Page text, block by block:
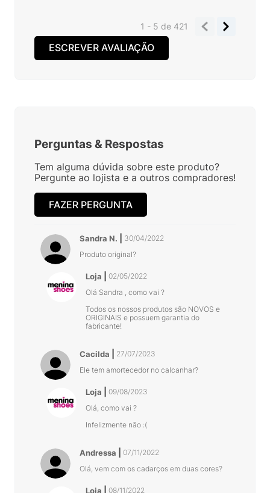
1 - 5de 421
ESCREVER AVALIAÇÃO
Perguntas & Respostas
Tem alguma dúvida sobre este produto?
Pergunte ao lojista e a outros compradores!
FAZER PERGUNTA
Sandra N.
30/04/2022
Produto original?
Loja
02/05/2022
Olá Sandra , como vai ?
Todos os nossos produtos são NOVOS e
ORIGINAIS e possuem garantia do
fabricante!
Cacilda
27/07/2023
Ele tem amortecedor no calcanhar?
Loja
09/08/2023
Olá, como vai ?
Infelizmente não :(
Andressa
07/11/2022
Olá, vem com os cadarços em duas cores?
Loja 08/11/2022